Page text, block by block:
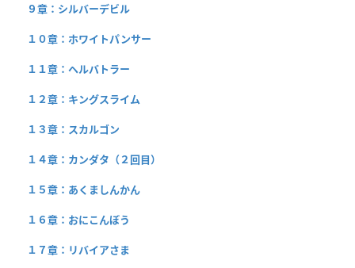
９章：シルバーデビル
１０章：ホワイトパンサー
１１章：ヘルバトラー
１２章：キングスライム
１３章：スカルゴン
１４章：カンダタ（２回目）
１５章：あくましんかん
１６章：おにこんぼう
１７章：リバイアさま